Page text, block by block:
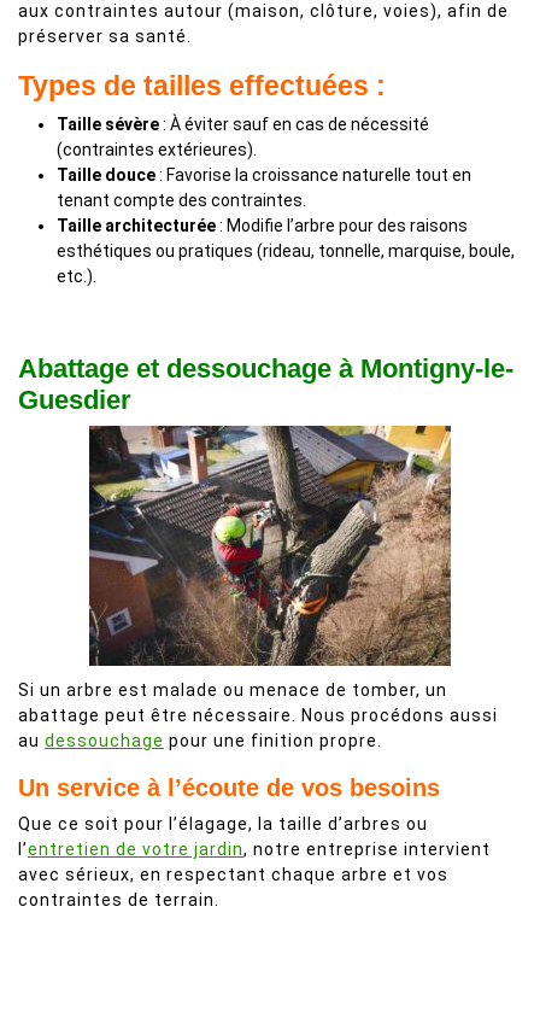
aux contraintes autour (maison, clôture, voies), afin de
préserver sa santé.
Types de tailles effectuées :
Taille sévère: À éviter sauf en cas de nécessité
(contraintes extérieures).
Taille douce: Favorise la croissance naturelle tout en
tenant compte des contraintes.
Taille architecturée: Modifie l’arbre pour des raisons
esthétiques ou pratiques (rideau, tonnelle, marquise, boule,
etc.).
Abattage et dessouchage à Montigny-le-
Guesdier
Si un arbre est malade ou menace de tomber, un
abattage peut être nécessaire. Nous procédons aussi
au dessouchage pour une finition propre.
Un service à l’écoute de vos besoins
Que ce soit pour l’élagage, la taille d’arbres ou
l’entretien de votre jardin, notre entreprise intervient
avec sérieux, en respectant chaque arbre et vos
contraintes de terrain.